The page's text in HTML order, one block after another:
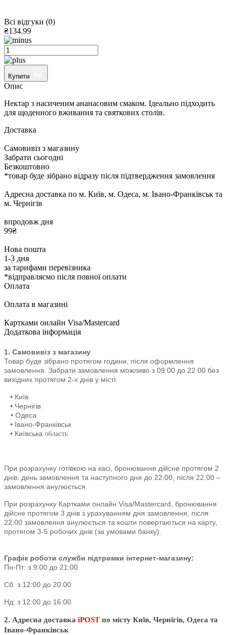
Всі відгуки (0)
₴134.99
Купити
Опис
Нектар з насиченим ананасовим смаком. Ідеально підходить
для щоденного вживання та святкових столів.
Доставка
Cамовивіз з магазину
Забрати сьогодні
Безкоштовно
*товар буде зібрано відразу після підтвердження замовлення
Адресна доставка по м. Київ, м. Одеса, м. Івано-Франківськ та
м. Чернігів
впродовж дня
99₴
Нова пошта
1-3 дня
за тарифами перевізника
*відправляємо після повної оплати
Оплата
Оплата в магазині
Картками онлайн Visa/Mastercard
Додаткова інформація
1. Самовивіз з магазину
Товар буде зібрано протягом години, після оформлення
замовлення. Забрати замовлення можливо з 09:00 до 22:00 без
вихідних протягом 2-х днів у місті:
• Київ
• Чернігів
• Одеса
• Івано-Франківськ
• Київська область
При розрахунку готівкою на касі, бронювання дійсне протягом 2
днів: день замовлення та наступного дня до 22:00, після 22:00 –
замовлення анулюється.
При розрахунку Картками онлайн Visa/Mastercard, бронювання
дійсне протягом 3 днів з урахуванням дня замовлення, після
22:00 замовлення анулюється та кошти повертаються на карту,
протягом 3-5 робочих днів (за умовами банку).
Графік роботи служби підтримки інтернет-магазину:
Пн-Пт: з 9:00 до 21:00
Сб: з 12:00 до 20:00
Нд: з 12:00 до 16:00
2. Адресна доставка iPOST по місту Київ, Чернігів, Одеса та
Івано-Франківськ